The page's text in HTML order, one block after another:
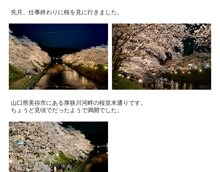
先月、仕事終わりに桜を見に行きました。
山口県美祢市にある厚狭川河畔の桜並木通りです。
ちょうど見頃でだったようで満開でした。